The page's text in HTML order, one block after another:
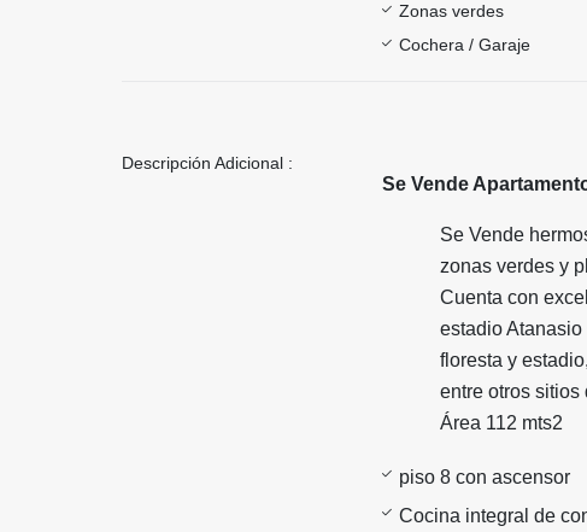
Zonas verdes
Cochera / Garaje
Descripción Adicional :
Se Vende
Se Vende
zonas verdes y
Cuenta con
estadio
floresta y
entre otros sitios
Área 112 mts2
piso 8 con ascensor
Cocina integral de